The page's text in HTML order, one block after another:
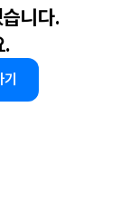
니다.
.